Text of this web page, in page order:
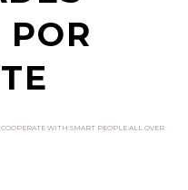
WITH SMART PEOPLE ALL OVER